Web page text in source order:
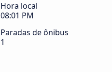
Hora local
08:01 PM
Paradas de ônibus
1